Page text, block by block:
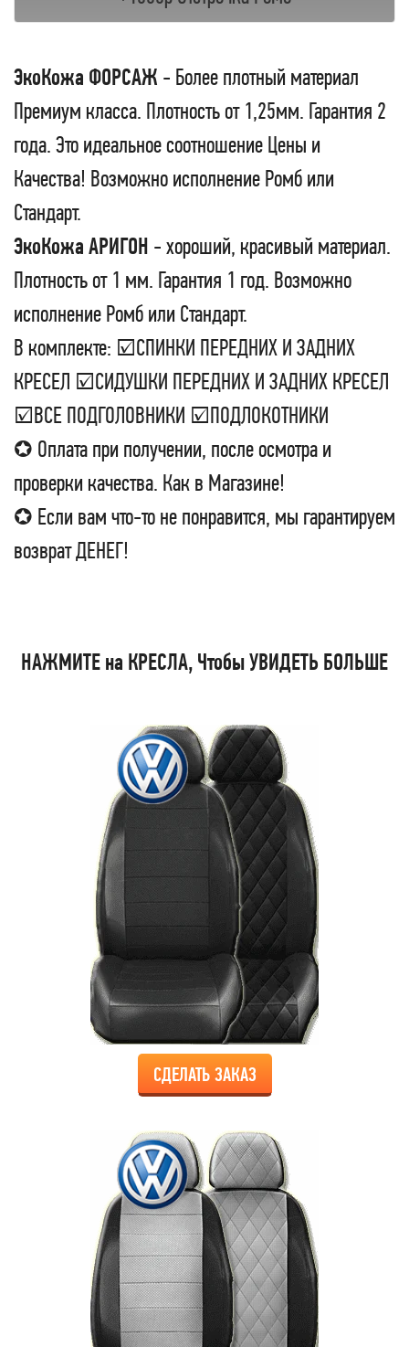
ЭкоКожа ФОРСАЖ - Более плотный материал
Премиум класса. Плотность от 1,25мм. Гарантия 2
года. Это идеальное соотношение Цены и
Качества! Возможно исполнение Ромб или
Стандарт.
ЭкоКожа АРИГОН - хороший, красивый материал.
Плотность от 1 мм. Гарантия 1 год. Возможно
исполнение Ромб или Стандарт.
В комплекте: ☑СПИНКИ ПЕРЕДНИХ И ЗАДНИХ
КРЕСЕЛ ☑СИДУШКИ ПЕРЕДНИХ И ЗАДНИХ КРЕСЕЛ
☑ВСЕ ПОДГОЛОВНИКИ ☑ПОДЛОКОТНИКИ
✪ Оплата при получении, после осмотра и
проверки качества. Как в Магазине!
✪ Если вам что-то не понравится, мы гарантируем
возврат ДЕНЕГ!
НАЖМИТЕ на КРЕСЛА, Чтобы УВИДЕТЬ БОЛЬШЕ
СДЕЛАТЬ ЗАКАЗ